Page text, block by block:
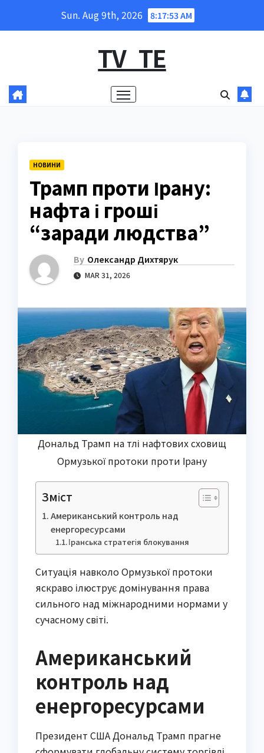
Sun. Aug 9th, 2026 8:17:54 AM
TV_TE
НОВИНИ
Трамп проти Ірану:
нафта і гроші
“заради людства”
By Олександр Дихтярук
MAR 31, 2026
Дональд Трамп на тлі нафтових сховищ
Ормузької протоки проти Ірану
Зміст
Американський контроль над
енергоресурсами
Іранська стратегія блокування
Ситуація навколо Ормузької протоки
яскраво ілюструє домінування права
сильного над міжнародними нормами у
сучасному світі.
Американський
контроль над
енергоресурсами
Президент США Дональд Трамп прагне